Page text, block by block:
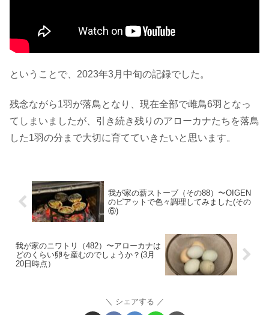
ということで、2023年3月中旬の記録でした。
残念ながら1羽が落鳥となり、現在全部で雌鳥6羽となっ
てしまいましたが、引き続き残りのアローカナたちを落鳥
した1羽の分まで大切に育てていきたいと思います。
我が家の薪ストーブ（その88）〜OIGEN
のピアットで色々調理してみました(その
⑥)
我が家のニワトリ（482）〜アローカナは
どのくらい卵を産むのでしょうか？(3月
20日時点）
シェアする